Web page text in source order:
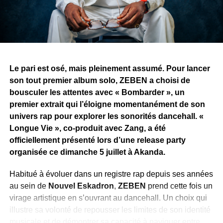
chapitre pour Afrik’an Legend.
WhatsApp
Facebook
X Telegram
Email
>>
Le pari est osé, mais pleinement assumé. Pour lancer
son tout premier album solo, ZEBEN a choisi de
bousculer les attentes avec « Bombarder », un
premier extrait qui l’éloigne momentanément de son
univers rap pour explorer les sonorités dancehall. «
Longue Vie », co-produit avec Zang, a été
officiellement présenté lors d’une release party
organisée ce dimanche 5 juillet à Akanda.
Habitué à évoluer dans un registre rap depuis ses années
au sein de Nouvel Eskadron, ZEBEN prend cette fois un
virage artistique en s’ouvrant au dancehall. Un choix qui
illustre sa volonté de repousser les limites de son identité